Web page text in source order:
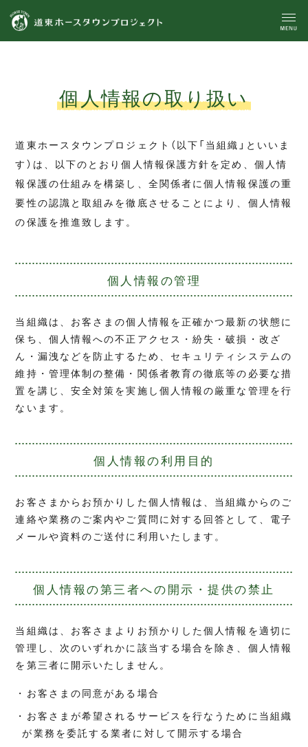
個人情報の取り扱い
道東ホースタウンプロジェクト（以下「当組織」といいま
す）は、以下のとおり個人情報保護方針を定め、個人情
報保護の仕組みを構築し、全関係者に個人情報保護の重
要性の認識と取組みを徹底させることにより、個人情報
の保護を推進致します。
個人情報の管理
当組織は、お客さまの個人情報を正確かつ最新の状態に
保ち、個人情報への不正アクセス・紛失・破損・改ざ
ん・漏洩などを防止するため、セキュリティシステムの
維持・管理体制の整備・関係者教育の徹底等の必要な措
置を講じ、安全対策を実施し個人情報の厳重な管理を行
ないます。
個人情報の利用目的
お客さまからお預かりした個人情報は、当組織からのご
連絡や業務のご案内やご質問に対する回答として、電子
メールや資料のご送付に利用いたします。
個人情報の第三者への開示・提供の禁止
当組織は、お客さまよりお預かりした個人情報を適切に
管理し、次のいずれかに該当する場合を除き、個人情報
を第三者に開示いたしません。
お客さまの同意がある場合
お客さまが希望されるサービスを行なうために当組織
が業務を委託する業者に対して開示する場合